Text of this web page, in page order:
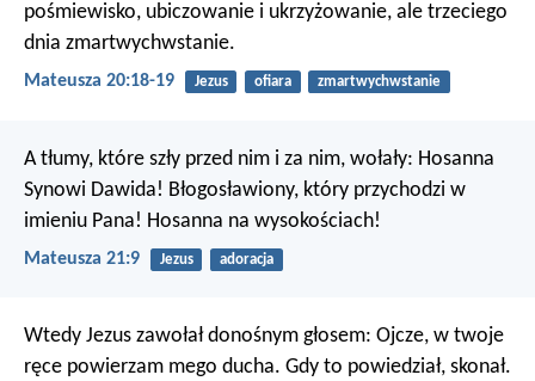
pośmiewisko, ubiczowanie i ukrzyżowanie, ale trzeciego
dnia zmartwychwstanie.
Mateusza 20:18-19 Jezus ofiara zmartwychwstanie
A tłumy, które szły przed nim i za nim, wołały: Hosanna
Synowi Dawida! Błogosławiony, który przychodzi w
imieniu Pana! Hosanna na wysokościach!
Mateusza 21:9 Jezus adoracja
Wtedy Jezus zawołał donośnym głosem: Ojcze, w twoje
ręce powierzam mego ducha. Gdy to powiedział, skonał.